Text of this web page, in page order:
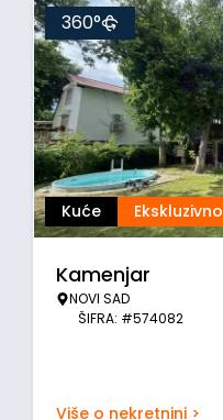
Kuće Ekskluzivno
360°
Kamenjar
NOVI SAD
ŠIFRA: #574082
Više o nekretnini >